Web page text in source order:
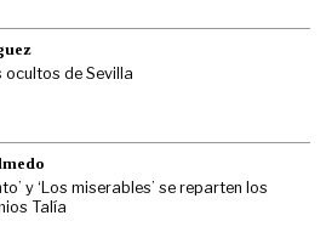
ocultos de Sevilla
y ‘Los miserables’ se reparten los
Talía